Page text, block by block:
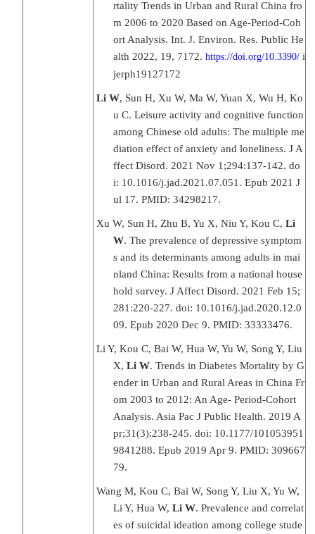
rtality Trends in Urban and Rural China fro
m 2006 to 2020 Based on Age-Period-Coh
ort Analysis. Int. J. Environ. Res. Public He
alth 2022, 19, 7172. https://doi.org/10.3390/ i
jerph19127172
Li W, Sun H, Xu W, Ma W, Yuan X, Wu H, Ko
u C. Leisure activity and cognitive function
among Chinese old adults: The multiple me
diation effect of anxiety and loneliness. J A
ffect Disord. 2021 Nov 1;294:137-142. do
i: 10.1016/j.jad.2021.07.051. Epub 2021 J
ul 17. PMID: 34298217.
Xu W, Sun H, Zhu B, Yu X, Niu Y, Kou C, Li
W. The prevalence of depressive symptom
s and its determinants among adults in mai
nland China: Results from a national house
hold survey. J Affect Disord. 2021 Feb 15;
281:220-227. doi: 10.1016/j.jad.2020.12.0
09. Epub 2020 Dec 9. PMID: 33333476.
Li Y, Kou C, Bai W, Hua W, Yu W, Song Y, Liu
X, Li W. Trends in Diabetes Mortality by G
ender in Urban and Rural Areas in China Fr
om 2003 to 2012: An Age- Period-Cohort
Analysis. Asia Pac J Public Health. 2019 A
pr;31(3):238-245. doi: 10.1177/101053951
9841288. Epub 2019 Apr 9. PMID: 309667
79.
Wang M, Kou C, Bai W, Song Y, Liu X, Yu W,
Li Y, Hua W, Li W. Prevalence and correlat
es of suicidal ideation among college stude